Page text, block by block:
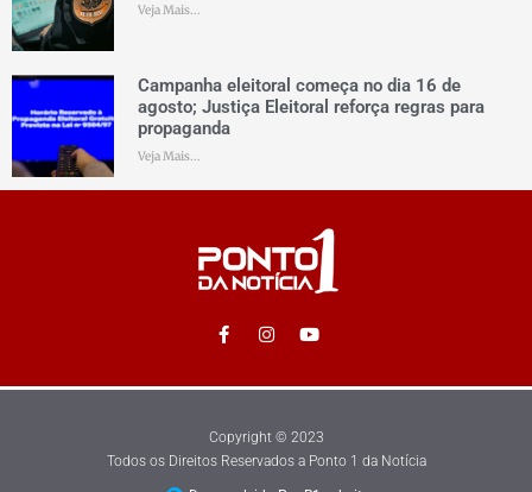
Veja Mais...
Campanha eleitoral começa no dia 16 de
agosto; Justiça Eleitoral reforça regras para
propaganda
Veja Mais...
Copyright © 2023
Todos os Direitos Reservados a Ponto 1 da Notícia